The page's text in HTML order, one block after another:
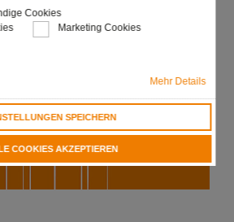
Cookies
Marketing Cookies
Mehr Details
SPEICHERN
COOKIES AKZEPTIEREN